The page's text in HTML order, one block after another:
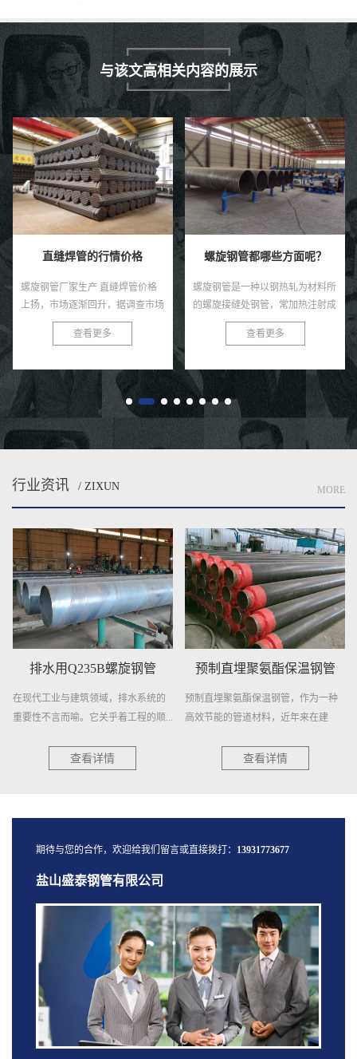
与该文高相关内容的展示
螺旋钢管都哪些方面呢？
螺旋钢管是一种以钢热轧为材料所
的螺旋接缝处钢管，常加热注射成
型，采用两线双面埋弧焊接技术点
焊。直缝钢管将用钢吸进焊接管该
查看更多
螺旋钢管篇
朋友，邢台钢条产业的发展在国内
市场也还算一个小集中地，同时管
道连接武器装备整体行业也是保定
的经济支柱性核心产业之一。因为
献，...
查看更多
行业资讯 / ZIXUN MORE
统的
顺...
预制直埋聚氨酯保温钢管
预制直埋聚氨酯保温钢管，作为一种
高效节能的管道材料，近年来在建
查看详情
螺旋钢管：基建与工业的钢铁动
旋钢管又称螺旋缝焊管，是以热
查看详情
期待与您的合作，欢迎给我们留言或直接拨打： 13931773677
盐山盛泰钢管有限公司